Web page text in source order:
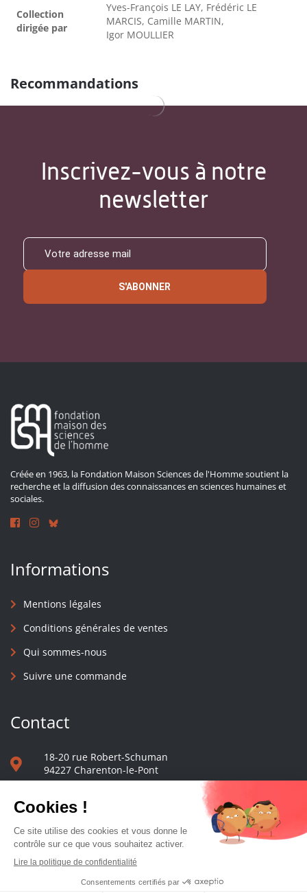
Collection
dirigée par
Yves-François LE LAY, Frédéric LE
MARCIS, Camille MARTIN,
Igor MOULLIER
Recommandations
Inscrivez-vous à notre
newsletter
S'ABONNER
Créée en 1963, la Fondation Maison Sciences de l'Homme soutient la
recherche et la diffusion des connaissances en sciences humaines et
sociales.
Informations
Mentions légales
Conditions générales de ventes
Qui sommes-nous
Suivre une commande
Contact
18-20 rue Robert-Schuman
94227 Charenton-le-Pont